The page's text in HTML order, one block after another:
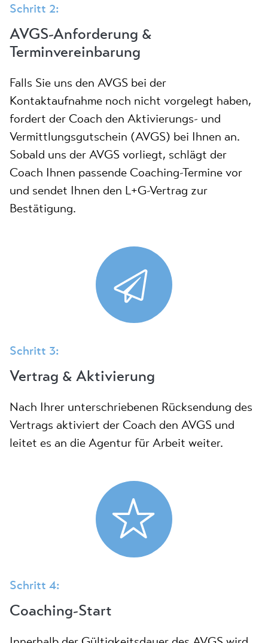
Schritt 2:
AVGS-Anforderung &
Terminvereinbarung
Falls Sie uns den AVGS bei der
Kontaktaufnahme noch nicht vorgelegt haben,
fordert der Coach den Aktivierungs- und
Vermittlungsgutschein (AVGS) bei Ihnen an.
Sobald uns der AVGS vorliegt, schlägt der
Coach Ihnen passende Coaching-Termine vor
und sendet Ihnen den L+G-Vertrag zur
Bestätigung.
Schritt 3:
Vertrag & Aktivierung
Nach Ihrer unterschriebenen Rücksendung des
Vertrags aktiviert der Coach den AVGS und
leitet es an die Agentur für Arbeit weiter.
Schritt 4:
Coaching-Start